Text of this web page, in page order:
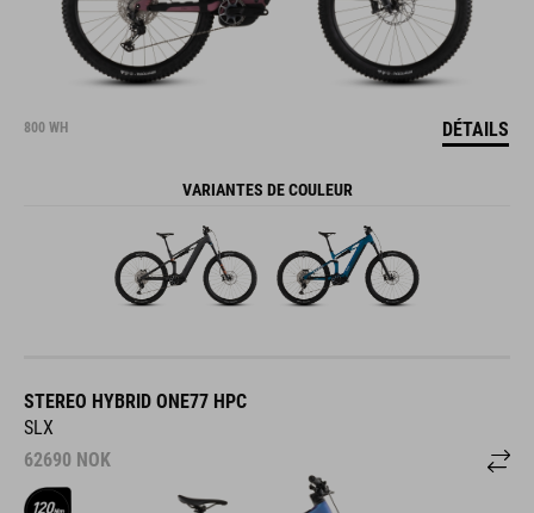
800 WH DÉTAILS
VARIANTES DE COULEUR
STEREO HYBRID ONE77 HPC
SLX
62690 NOK